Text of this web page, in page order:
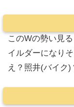
このWの勢い見
イルダーになり
え？照井(バイク)